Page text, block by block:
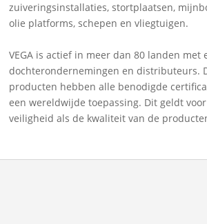
zuiveringsinstallaties, stortplaatsen,
olie platforms, schepen en vliegtuigen.
VEGA is actief in meer dan 80 landen
dochterondernemingen en distributeurs.
producten hebben alle benodigde
een wereldwijde toepassing. Dit geldt
veiligheid als de kwaliteit van de